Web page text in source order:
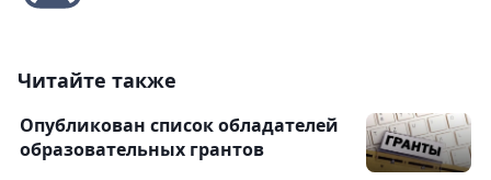
Читайте также
Опубликован список обладателей
образовательных грантов